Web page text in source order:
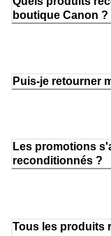
boutique Canon ?
Puis-je retourner
Les promotions
reconditionnés ?
Tous les produits